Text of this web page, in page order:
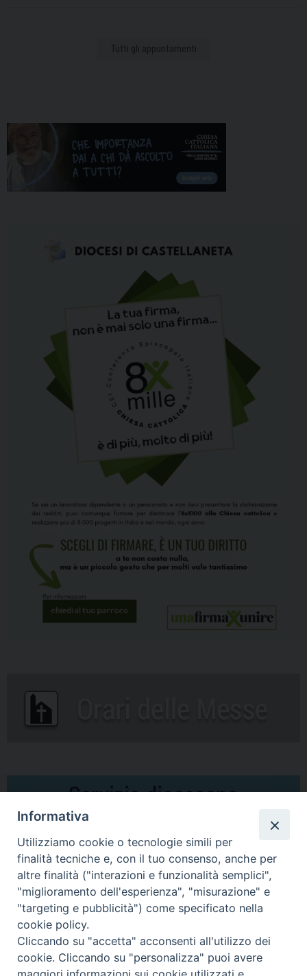
Tutti gli appuntamenti
Comunicati Stampa
Il cordoglio dei Vescovi di Puglia per la morte di S.E.R. Mons. Agostino
Superbo
Nasce la Consulta Diocesana delle Aggregazioni Laicali di Castellaneta
Informativa
Utilizziamo cookie o tecnologie simili per
finalità tecniche e, con il tuo consenso, anche per
altre finalità ("interazioni e funzionalità semplici",
"miglioramento dell'esperienza", "misurazione" e
"targeting e pubblicità") come specificato nella
cookie policy.
Cliccando su "accetta" acconsenti all'utilizzo dei
cookie. Cliccando su "personalizza" puoi avere